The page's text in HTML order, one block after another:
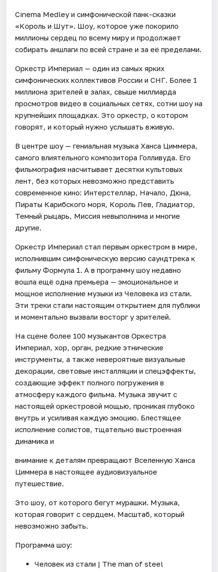
Cinema Medley и симфонической панк-сказки
«Король и Шут». Шоу, которое уже покорило
миллионы сердец по всему миру и продолжает
собирать аншлаги по всей стране и за её пределами.
Оркестр Империал — один из самых ярких
симфонических коллективов России и СНГ. Более 1
миллиона зрителей в залах, свыше миллиарда
просмотров видео в социальных сетях, сотни шоу на
крупнейших площадках. Это оркестр, о котором
говорят, и который нужно услышать вживую.
В центре шоу — гениальная музыка Ханса Циммера,
самого влиятельного композитора Голливуда. Его
фильмография насчитывает десятки культовых
лент, без которых невозможно представить
современное кино: Интерстеллар, Начало, Дюна,
Пираты Карибского моря, Король Лев, Гладиатор,
Темный рыцарь, Миссия невыполнима и многие
другие.
Оркестр Империал стал первым оркестром в мире,
исполнившим симфоническую версию саундтрека к
фильму Формула 1. А в программу шоу недавно
вошла ещё одна премьера — эмоциональное и
мощное исполнение музыки из Человека из стали.
Эти треки стали настоящим открытием для публики
и моментально вызвали восторг у зрителей.
На сцене более 100 музыкантов Оркестра
Империал, хор, орган, редкие этнические
инструменты, а также невероятные визуальные
декорации, световые инсталляции и спецэффекты,
создающие эффект полного погружения в
атмосферу каждого фильма. Музыка звучит с
настоящей оркестровой мощью, проникая глубоко
внутрь и усиливая каждую эмоцию. Блестящее
исполнение солистов, тщательно выстроенная
динамика и
внимание к деталям превращают Вселенную Ханса
Циммера в настоящее аудиовизуальное
путешествие.
Это шоу, от которого бегут мурашки. Музыка,
которая говорит с сердцем. Масштаб, который
невозможно забыть.
Программа шоу:
Человек из стали | The man of steel